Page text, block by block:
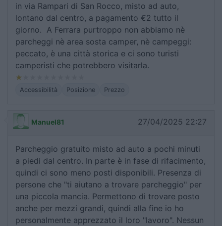
in via Rampari di San Rocco, misto ad auto,
lontano dal centro, a pagamento €2 tutto il
giorno. A Ferrara purtroppo non abbiamo nè
parcheggi nè area sosta camper, nè campeggi:
peccato, è una città storica e ci sono turisti
camperisti che potrebbero visitarla.
Accessibilità Posizione Prezzo
Manuel81 27/04/2025 22:27
Parcheggio gratuito misto ad auto a pochi minuti
a piedi dal centro. In parte è in fase di rifacimento,
quindi ci sono meno posti disponibili. Presenza di
persone che "ti aiutano a trovare parcheggio" per
una piccola mancia. Permettono di trovare posto
anche per mezzi grandi, quindi alla fine io ho
personalmente apprezzato il loro "lavoro". Nessun